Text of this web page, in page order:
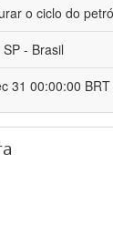
o ciclo do
- Brasil
31 00:00:00